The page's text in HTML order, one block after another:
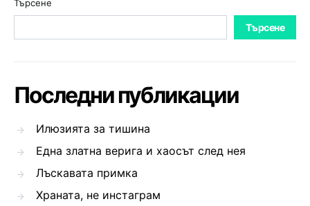
Търсене
Търсене
Последни публикации
Илюзията за тишина
Една златна верига и хаосът след нея
Лъскавата примка
Храната, не инстаграм